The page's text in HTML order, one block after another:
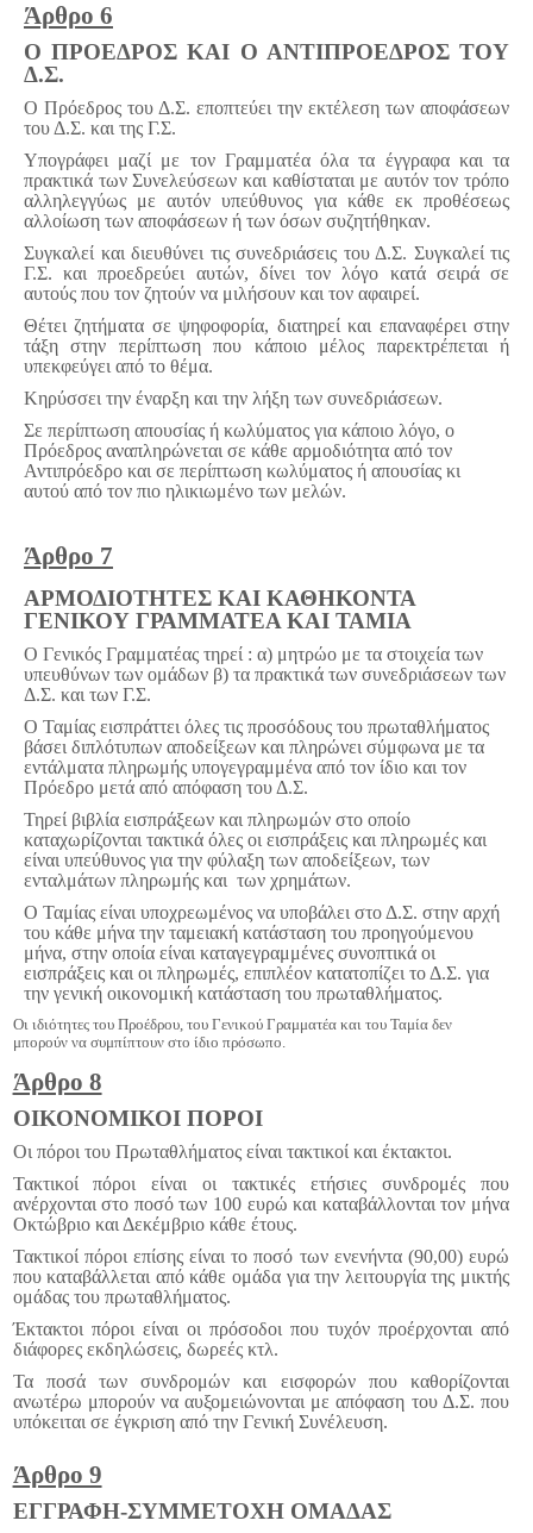
Άρθρο 6
Ο ΠΡΟΕΔΡΟΣ ΚΑΙ Ο ΑΝΤΙΠΡΟΕΔΡΟΣ ΤΟΥ
Δ.Σ.
Ο Πρόεδρος του Δ.Σ. εποπτεύει την εκτέλεση των αποφάσεων
του Δ.Σ. και της Γ.Σ.
Υπογράφει μαζί με τον Γραμματέα όλα τα έγγραφα και τα
πρακτικά των Συνελεύσεων και καθίσταται με αυτόν τον τρόπο
αλληλεγγύως με αυτόν υπεύθυνος για κάθε εκ προθέσεως
αλλοίωση των αποφάσεων ή των όσων συζητήθηκαν.
Συγκαλεί και διευθύνει τις συνεδριάσεις του Δ.Σ. Συγκαλεί τις
Γ.Σ. και προεδρεύει αυτών, δίνει τον λόγο κατά σειρά σε
αυτούς που τον ζητούν να μιλήσουν και τον αφαιρεί.
Θέτει ζητήματα σε ψηφοφορία, διατηρεί και επαναφέρει στην
τάξη στην περίπτωση που κάποιο μέλος παρεκτρέπεται ή
υπεκφεύγει από το θέμα.
Κηρύσσει την έναρξη και την λήξη των συνεδριάσεων.
Σε περίπτωση απουσίας ή κωλύματος για κάποιο λόγο, ο
Πρόεδρος αναπληρώνεται σε κάθε αρμοδιότητα από τον
Αντιπρόεδρο και σε περίπτωση κωλύματος ή απουσίας κι
αυτού από τον πιο ηλικιωμένο των μελών.
Άρθρο 7
ΑΡΜΟΔΙΟΤΗΤΕΣ ΚΑΙ ΚΑΘΗΚΟΝΤΑ
ΓΕΝΙΚΟΥ ΓΡΑΜΜΑΤΕΑ ΚΑΙ ΤΑΜΙΑ
Ο Γενικός Γραμματέας τηρεί : α) μητρώο με τα στοιχεία των
υπευθύνων των ομάδων β) τα πρακτικά των συνεδριάσεων των
Δ.Σ. και των Γ.Σ.
Ο Ταμίας εισπράττει όλες τις προσόδους του πρωταθλήματος
βάσει διπλότυπων αποδείξεων και πληρώνει σύμφωνα με τα
εντάλματα πληρωμής υπογεγραμμένα από τον ίδιο και τον
Πρόεδρο μετά από απόφαση του Δ.Σ.
Τηρεί βιβλία εισπράξεων και πληρωμών στο οποίο
καταχωρίζονται τακτικά όλες οι εισπράξεις και πληρωμές και
είναι υπεύθυνος για την φύλαξη των αποδείξεων, των
ενταλμάτων πληρωμής και των χρημάτων.
Ο Ταμίας είναι υποχρεωμένος να υποβάλει στο Δ.Σ. στην αρχή
του κάθε μήνα την ταμειακή κατάσταση του προηγούμενου
μήνα, στην οποία είναι καταγεγραμμένες συνοπτικά οι
εισπράξεις και οι πληρωμές, επιπλέον κατατοπίζει το Δ.Σ. για
την γενική οικονομική κατάσταση του πρωταθλήματος.
Οι ιδιότητες του Προέδρου, του Γενικού Γραμματέα και του Ταμία δεν
μπορούν να συμπίπτουν στο ίδιο πρόσωπο.
Άρθρο 8
ΟΙΚΟΝΟΜΙΚΟΙ ΠΟΡΟΙ
Οι πόροι του Πρωταθλήματος είναι τακτικοί και έκτακτοι.
Τακτικοί πόροι είναι οι τακτικές ετήσιες συνδρομές που
ανέρχονται στο ποσό των 100 ευρώ και καταβάλλονται τον μήνα
Οκτώβριο και Δεκέμβριο κάθε έτους.
Τακτικοί πόροι επίσης είναι το ποσό των ενενήντα (90,00) ευρώ
που καταβάλλεται από κάθε ομάδα για την λειτουργία της μικτής
ομάδας του πρωταθλήματος.
Έκτακτοι πόροι είναι οι πρόσοδοι που τυχόν προέρχονται από
διάφορες εκδηλώσεις, δωρεές κτλ.
Τα ποσά των συνδρομών και εισφορών που καθορίζονται
ανωτέρω μπορούν να αυξομειώνονται με απόφαση του Δ.Σ. που
υπόκειται σε έγκριση από την Γενική Συνέλευση.
Άρθρο 9
ΕΓΓΡΑΦΗ-ΣΥΜΜΕΤΟΧΗ ΟΜΑΔΑΣ